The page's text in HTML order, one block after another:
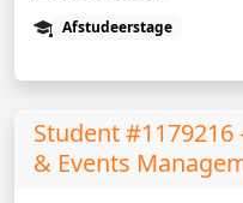
Afstudeerstage
Student
& Events